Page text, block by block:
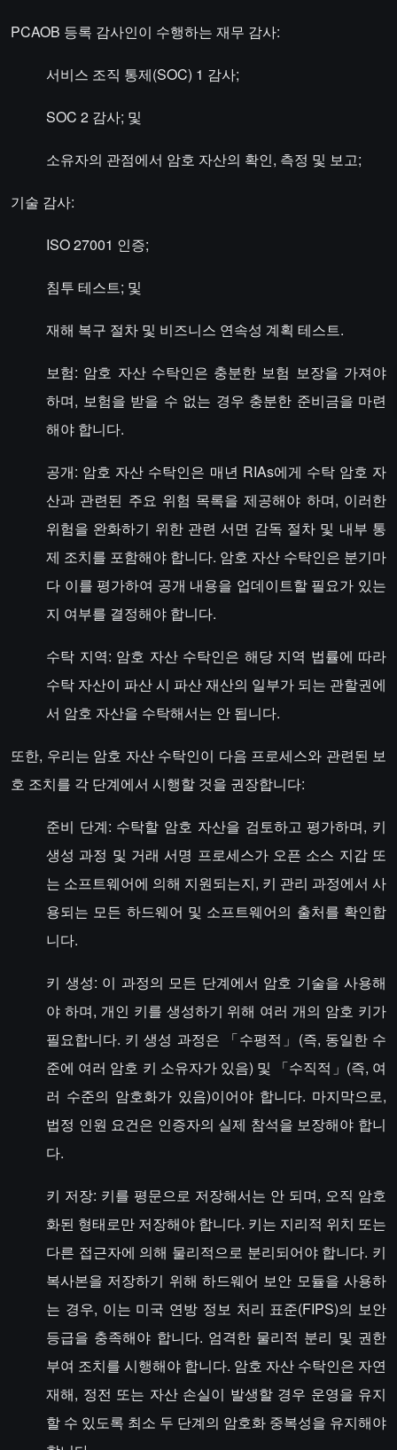
PCAOB 등록 감사인이 수행하는 재무 감사:
서비스 조직 통제(SOC) 1 감사;
SOC 2 감사; 및
소유자의 관점에서 암호 자산의 확인, 측정 및 보고;
기술 감사:
ISO 27001 인증;
침투 테스트; 및
재해 복구 절차 및 비즈니스 연속성 계획 테스트.
보험: 암호 자산 수탁인은 충분한 보험 보장을 가져야
하며, 보험을 받을 수 없는 경우 충분한 준비금을 마련
해야 합니다.
공개: 암호 자산 수탁인은 매년 RIAs에게 수탁 암호 자
산과 관련된 주요 위험 목록을 제공해야 하며, 이러한
위험을 완화하기 위한 관련 서면 감독 절차 및 내부 통
제 조치를 포함해야 합니다. 암호 자산 수탁인은 분기마
다 이를 평가하여 공개 내용을 업데이트할 필요가 있는
지 여부를 결정해야 합니다.
수탁 지역: 암호 자산 수탁인은 해당 지역 법률에 따라
수탁 자산이 파산 시 파산 재산의 일부가 되는 관할권에
서 암호 자산을 수탁해서는 안 됩니다.
또한, 우리는 암호 자산 수탁인이 다음 프로세스와 관련된 보
호 조치를 각 단계에서 시행할 것을 권장합니다:
준비 단계: 수탁할 암호 자산을 검토하고 평가하며, 키
생성 과정 및 거래 서명 프로세스가 오픈 소스 지갑 또
는 소프트웨어에 의해 지원되는지, 키 관리 과정에서 사
용되는 모든 하드웨어 및 소프트웨어의 출처를 확인합
니다.
키 생성: 이 과정의 모든 단계에서 암호 기술을 사용해
야 하며, 개인 키를 생성하기 위해 여러 개의 암호 키가
필요합니다. 키 생성 과정은 「수평적」(즉, 동일한 수
준에 여러 암호 키 소유자가 있음) 및 「수직적」(즉, 여
러 수준의 암호화가 있음)이어야 합니다. 마지막으로,
법정 인원 요건은 인증자의 실제 참석을 보장해야 합니
다.
키 저장: 키를 평문으로 저장해서는 안 되며, 오직 암호
화된 형태로만 저장해야 합니다. 키는 지리적 위치 또는
다른 접근자에 의해 물리적으로 분리되어야 합니다. 키
복사본을 저장하기 위해 하드웨어 보안 모듈을 사용하
는 경우, 이는 미국 연방 정보 처리 표준(FIPS)의 보안
등급을 충족해야 합니다. 엄격한 물리적 분리 및 권한
부여 조치를 시행해야 합니다. 암호 자산 수탁인은 자연
재해, 정전 또는 자산 손실이 발생할 경우 운영을 유지
할 수 있도록 최소 두 단계의 암호화 중복성을 유지해야